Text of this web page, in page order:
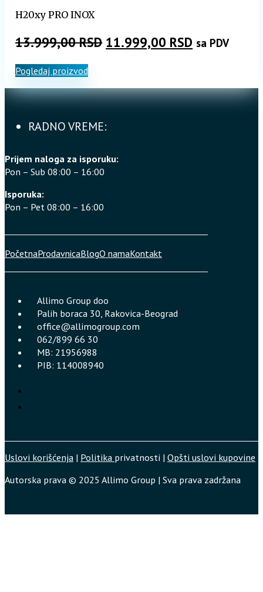
H20xy PRO INOX
13.999,00RSD Originalna
bila:
13.999,00 RSD.
11.999,00 RSD Trenutna
11.999,00
sa PDV
Pogledaj proizvod
RADNO VREME:
Prijem naloga za isporuku:
Pon – Sub 08:00 – 16:00
Isporuka:
Pon – Pet 08:00 – 16:00
PočetnaProdavnicaBlogO namaKontakt
Allimo Group doo
Palih boraca 30, Rakovica-Beograd
office@allimogroup.com
062/899 66 30
MB: 21956988
PIB: 114008940
Uslovi korišćenja | Politika privatnosti | Opšti uslovi kupovine
Autorska prava © 2025 Allimo Group | Sva prava zadržana